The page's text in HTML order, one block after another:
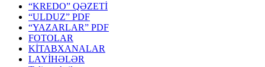
“KREDO” QƏZETİ
“ULDUZ” PDF
“YAZARLAR” PDF
FOTOLAR
KİTABXANALAR
LAYİHƏLƏR